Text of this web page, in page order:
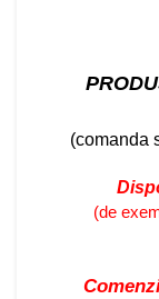
(comanda
(de